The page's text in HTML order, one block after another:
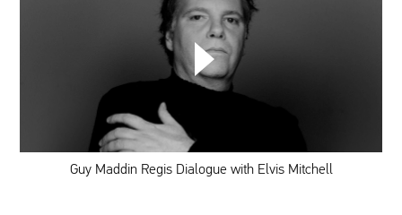
Guy
Maddin
Regis
Mitchell
Guy Maddin Regis Dialogue with Elvis Mitchell